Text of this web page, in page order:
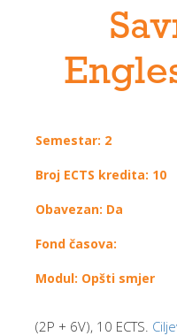
Semestar: 2
Broj ECTS kredita: 10
Obavezan: Da
Fond časova:
Modul: Opšti smjer
(2P + 6V), 10 ECTS.